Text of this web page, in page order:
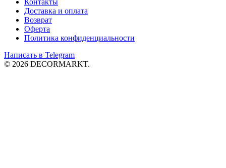
Доставка и оплата
Возврат
Оферта
Политика конфиденциальности
Написать в Telegram
© 2026 DECORMARKT.